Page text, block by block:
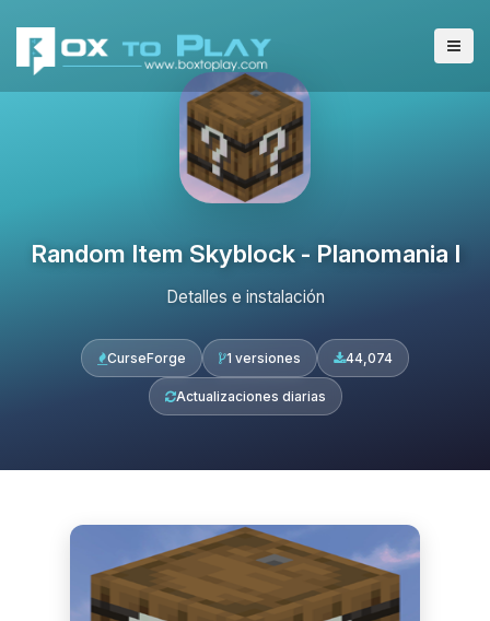
Random Item Skyblock - Planomania I
Detalles e instalación
CurseForge 1 versiones 44,074
Actualizaciones diarias